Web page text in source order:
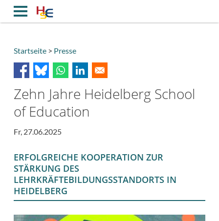
Inhalt
Breadcrumb
Startseite Presse
Zehn Jahre Heidelberg School
of Education
Fr, 27.06.2025
ERFOLGREICHE KOOPERATION ZUR
STÄRKUNG DES
LEHRKRÄFTEBILDUNGSSTANDORTS IN
HEIDELBERG